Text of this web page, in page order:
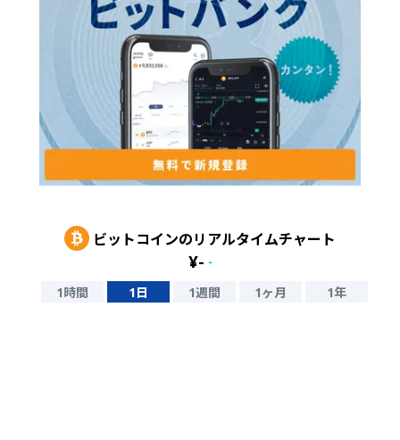
ビットコインのリアルタイムチャート
¥- -
1時間 1日 1週間 1ヶ月 1年